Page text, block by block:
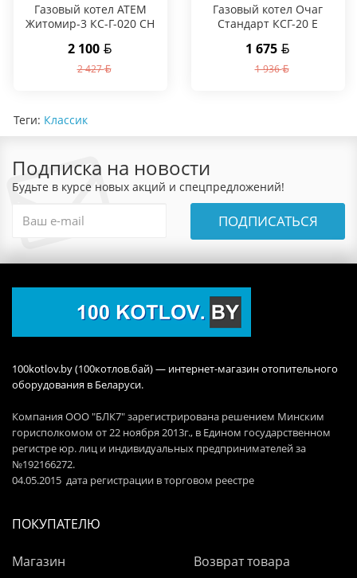
Газовый котел АТЕМ
Житомир-3 КС-Г-020 СН
2 100
2 427
Газовый котел Очаг
Стандарт КСГ-20 Е
1 675
1 936
Теги: Классик
Подписка на новости
Будьте в курсе новых акций и спецпредложений!
ПОДПИСАТЬСЯ
100kotlov.by (100котлов.бай) — интернет-магазин отопительного
оборудования в Беларуси.
Компания ООО "БЛК7" зарегистрирована решением Минским
горисполкомом от 22 ноября 2013г., в Едином государственном
регистре юр. лиц и индивидуальных предпринимателей за
№192166272.
04.05.2015 дата регистрации в торговом реестре
ПОКУПАТЕЛЮ
Магазин
Возврат товара